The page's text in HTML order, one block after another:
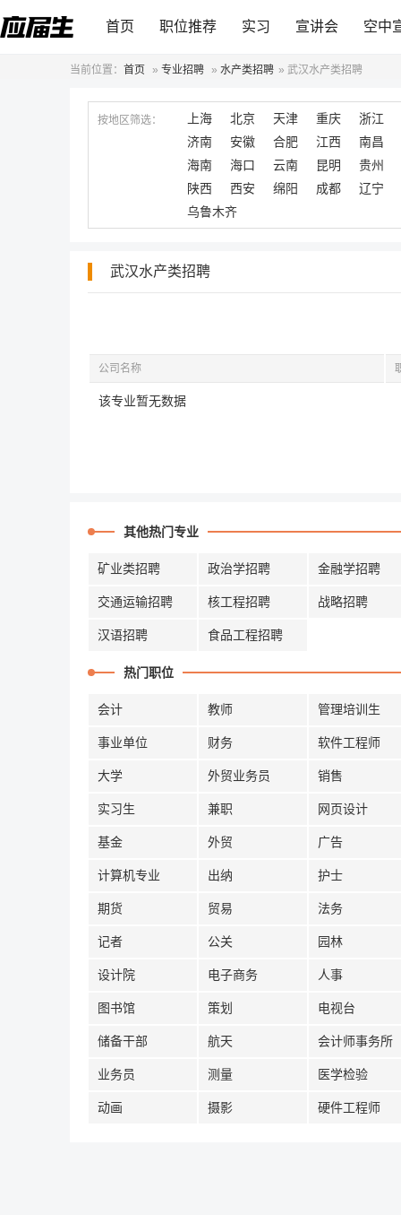
首页 职位推荐 实习 宣讲会 空中
当前位置： 首页 » 专业招聘 » 水产类招聘 » 武汉水产类招聘
按地区筛选： 上海 北京 天津 重庆
浙江
济南
安徽 合肥 江西
南昌
海南
海口 云南 昆明
贵州
陕西
西安 绵阳 成都
辽宁
乌鲁木齐
武汉水产类招聘
公司名称
该专业暂无数据
其他热门专业
矿业类招聘 政治学招聘 金融学招聘
交通运输招聘 核工程招聘 战略招聘
汉语招聘 食品工程招聘
热门职位
会计 教师 管理培训生
事业单位 财务 软件工程师
大学 外贸业务员 销售
实习生 兼职 网页设计
基金 外贸 广告
计算机专业 出纳 护士
期货 贸易 法务
记者 公关 园林
设计院 电子商务 人事
图书馆 策划 电视台
储备干部 航天 会计师事务所
业务员 测量 医学检验
动画 摄影 硬件工程师